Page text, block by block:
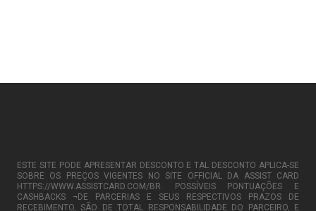
ESTE SITE PODE APRESENTAR DESCONTO E TAL DESCONTO APLICA-SE
SOBRE OS PREÇOS VIGENTES NO SITE OFFICIAL DA ASSIST CARD
HTTPS://WWW.ASSISTCARD.COM/BR. POSSÍVEIS PONTUAÇÕES E
CASHBACKS ¬DE PARCERIAS E SEUS RESPECTIVOS PRAZOS DE
RECEBIMENTO, SÃO DE TOTAL RESPONSABILIDADE DO PARCEIRO, E